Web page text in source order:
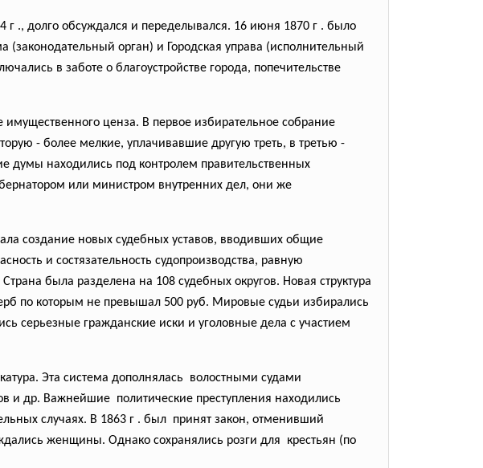
г ., долго обсуждался и переделывался. 16 июня 1870 г . было
(законодательный орган) и Городская управа (исполнительный
в заботе о благоустройстве города, попечительстве
ценза. В первое избирательное собрание
- более мелкие, уплачивавшие другую треть, в третью -
думы находились под контролем правительственных
или министром внутренних дел, они же
создание новых судебных уставов, вводивших общие
и состязательность судопроизводства, равную
была разделена на 108 судебных округов. Новая структура
по которым не превышал 500 руб. Мировые судьи избирались
серьезные гражданские иски и уголовные дела с участием
Эта система дополнялась волостными судами
и др. Важнейшие политические преступления находились
случаях. В 1863 г . был принят закон, отменивший
женщины. Однако сохранялись розги для крестьян (по